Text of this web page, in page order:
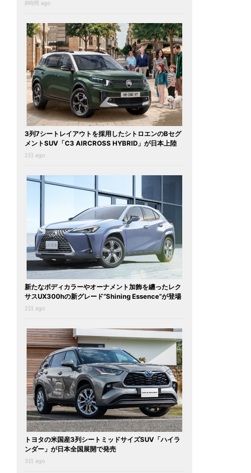
8時間 ago
3列7シートレイアウトを採用したシトロエンのBセグ
メントSUV「C3 AIRCROSS HYBRID」が日本上陸
2日 ago
新たなボディカラーやオーナメント加飾を纏ったレク
サスUX300hの新グレード“Shining Essence”が登場
2日 ago
トヨタの米国産3列シートミッドサイズSUV「ハイラ
ンダー」が日本全国展開で発売
3日 ago